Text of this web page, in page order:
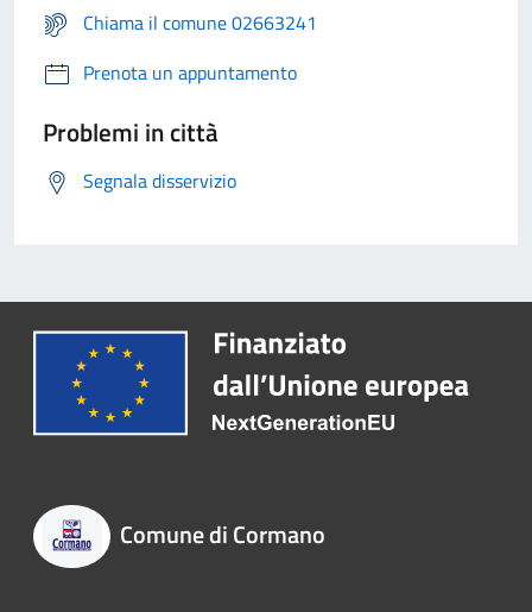
Chiama il comune 02663241
Prenota un appuntamento
Problemi in città
Segnala disservizio
Comune di Cormano